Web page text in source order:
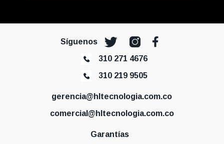
Síguenos
310 271 4676
310 219 9505
gerencia@hltecnologia.com.co
comercial@hltecnologia.com.co
Garantías